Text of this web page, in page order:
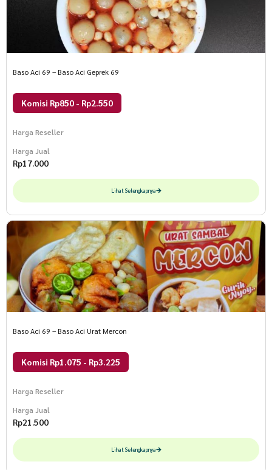
Baso Aci 69 – Baso Aci Geprek 69
Komisi Rp850 - Rp2.550
Harga Reseller
Harga Jual
Rp17.000
Lihat Selengkapnya
Baso Aci 69 – Baso Aci Urat Mercon
Komisi Rp1.075 - Rp3.225
Harga Reseller
Harga Jual
Rp21.500
Lihat Selengkapnya